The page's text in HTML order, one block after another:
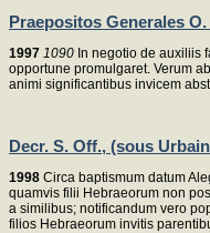
Praepositos Generales
1997 1090 In negotio de auxiliis
opportune promulgaret. Verum
animi significantibus invicem
Decr. S. Off., (sous
1998 Circa baptismum datum
quamvis filii Hebraeorum non
a similibus; notificandum vero
filios Hebraeorum invitis